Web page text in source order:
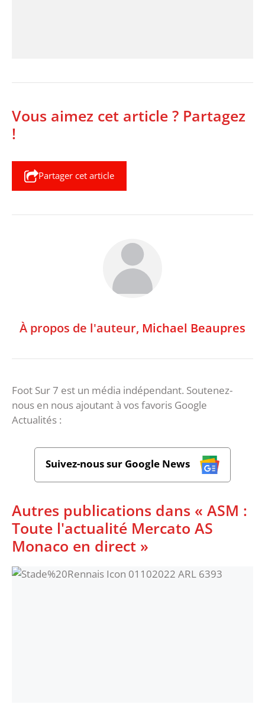
Vous aimez cet article ? Partagez
!
Partager cet article
À propos de l'auteur, Michael Beaupres
Foot Sur 7 est un média indépendant. Soutenez-
nous en nous ajoutant à vos favoris Google
Actualités :
Suivez-nous sur Google News
Autres publications dans « ASM :
Toute l'actualité Mercato AS
Monaco en direct »